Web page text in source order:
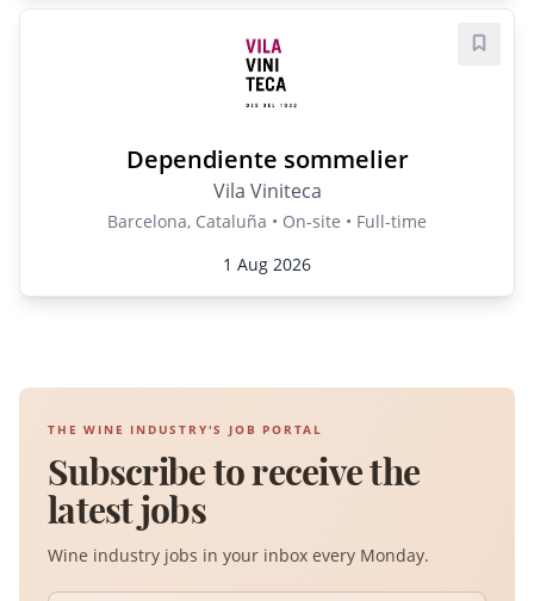
Dependiente sommelier
Vila Viniteca
Barcelona, Cataluña • On-site • Full-time
1 Aug 2026
Save
THE WINE INDUSTRY'S JOB PORTAL
Subscribe to receive the
latest jobs
Wine industry jobs in your inbox every Monday.